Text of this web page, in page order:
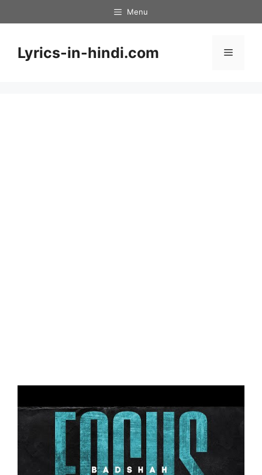
to
Menu
Lyrics-in-hindi.com Menu